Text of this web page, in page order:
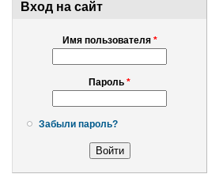
Вход на сайт
Имя пользователя *
Пароль *
Забыли пароль?